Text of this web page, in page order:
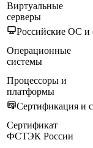
Виртуальные
серверы
Российские ОС и
Операционные
системы
Процессоры и
платформы
Сертификация и
Сертификат
ФСТЭК России